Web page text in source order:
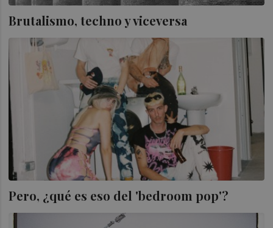
Brutalismo, techno y viceversa
Pero, ¿qué es eso del 'bedroom pop'?